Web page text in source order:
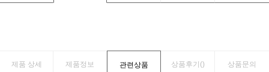
제품 상세 제품정보 관련상품 상품후기() 상품문의